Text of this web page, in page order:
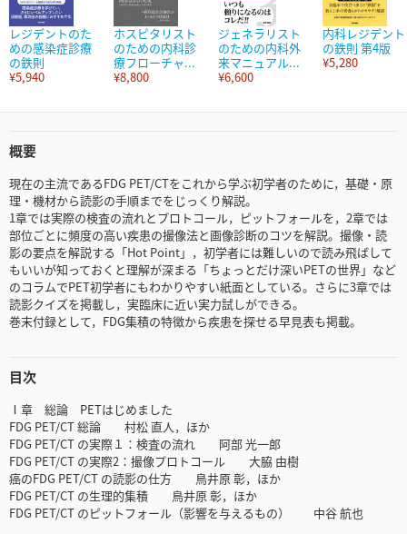
レジデントのた
めの感染症診療
の鉄則
¥5,940
ホスピタリスト
のための内科診
療フローチャ...
¥8,800
ジェネラリスト
のための内科外
来マニュアル...
¥6,600
内科レジデント
の鉄則 第4版
¥5,280
概要
現在の主流であるFDG PET/CTをこれから学ぶ初学者のために，基礎・原
理・機材から読影の手順までをじっくり解説。
1章では実際の検査の流れとプロトコール，ピットフォールを，2章では
部位ごとに頻度の高い疾患の撮像法と画像診断のコツを解説。撮像・読
影の要点を解説する「Hot Point」，初学者には難しいので読み飛ばして
もいいが知っておくと理解が深まる「ちょっとだけ深いPETの世界」など
のコラムでPET初学者にもわかりやすい紙面としている。さらに3章では
読影クイズを掲載し，実臨床に近い実力試しができる。
巻末付録として，FDG集積の特徴から疾患を探せる早見表も掲載。
目次
Ⅰ章 総論 PETはじめました
FDG PET/CT 総論 村松 直人，ほか
FDG PET/CT の実際１：検査の流れ 阿部 光一郎
FDG PET/CT の実際2：撮像プロトコール 大脇 由樹
癌のFDG PET/CT の読影の仕方 鳥井原 彰，ほか
FDG PET/CT の生理的集積 鳥井原 彰，ほか
FDG PET/CT のピットフォール（影響を与えるもの） 中谷 航也